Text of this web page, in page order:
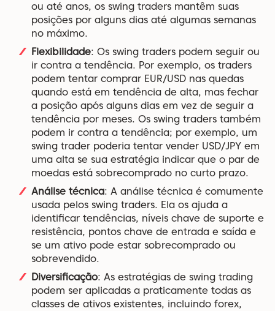
ou até anos, os swing traders mantêm suas
posições por alguns dias até algumas semanas
no máximo.
Flexibilidade: Os swing traders podem seguir ou
ir contra a tendência. Por exemplo, os traders
podem tentar comprar EUR/USD nas quedas
quando está em tendência de alta, mas fechar
a posição após alguns dias em vez de seguir a
tendência por meses. Os swing traders também
podem ir contra a tendência; por exemplo, um
swing trader poderia tentar vender USD/JPY em
uma alta se sua estratégia indicar que o par de
moedas está sobrecomprado no curto prazo.
Análise técnica: A análise técnica é comumente
usada pelos swing traders. Ela os ajuda a
identificar tendências, níveis chave de suporte e
resistência, pontos chave de entrada e saída e
se um ativo pode estar sobrecomprado ou
sobrevendido.
Diversificação: As estratégias de swing trading
podem ser aplicadas a praticamente todas as
classes de ativos existentes, incluindo forex,